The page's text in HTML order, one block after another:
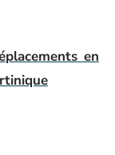
en